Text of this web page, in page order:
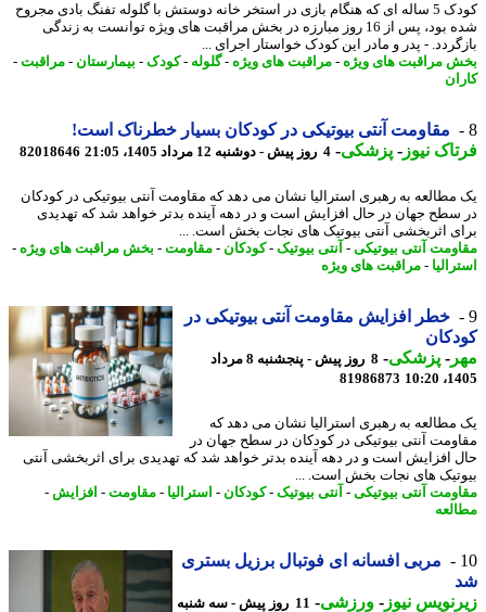
کودک 5 ساله ای که هنگام بازی در استخر خانه دوستش با گلوله تفنگ بادی مجروح
شده بود، پس از 16 روز مبارزه در بخش مراقبت های ویژه توانست به زندگی
- پدر و مادر این کودک خواستار اجرای ...
مراقبت های ویژه -مراقبت های ویژه -گلوله-کودک-بیمارستان-مراقبت -
مقاومت آنتی بیوتیکی در کودکان بسیار خطرناک است!
نیوز-پزشکی-4 روز پیش - دوشنبه 12 مرداد 1405، 21:05 82018646
به رهبری استرالیا نشان می دهد که مقاومت آنتی بیوتیکی در کودکان
جهان در حال افزایش است و در دهه آینده بدتر خواهد شد که تهدیدی
اثربخشی آنتی بیوتیک های نجات بخش است. ...
آنتی بیوتیکی-آنتی بیوتیک-کودکان-مقاومت-بخش مراقبت های ویژه -
- مراقبت های ویژه
خطر افزایش مقاومت آنتی بیوتیکی در
-پزشکی-
8 روز پیش - پنجشنبه 8 مرداد
81986873
به رهبری استرالیا نشان می دهد که
آنتی بیوتیکی در کودکان در سطح جهان در
افزایش است و در دهه آینده بدتر خواهد شد که تهدیدی برای اثربخشی آنتی
های نجات بخش است. ...
آنتی بیوتیکی-آنتی بیوتیک-کودکان-استرالیا- مقاومت-افزایش
-
مربی افسانه ای فوتبال برزیل بستری
نیوز-ورزشی-
11 روز پیش - سه شنبه